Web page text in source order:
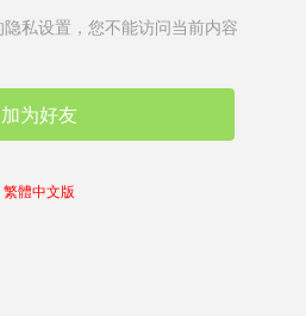
私设置，您不能访问当前内容
加为好友
繁體中文版